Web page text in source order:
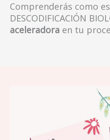
Comprenderás como
DESCODIFICACIÓN
aceleradora en tu